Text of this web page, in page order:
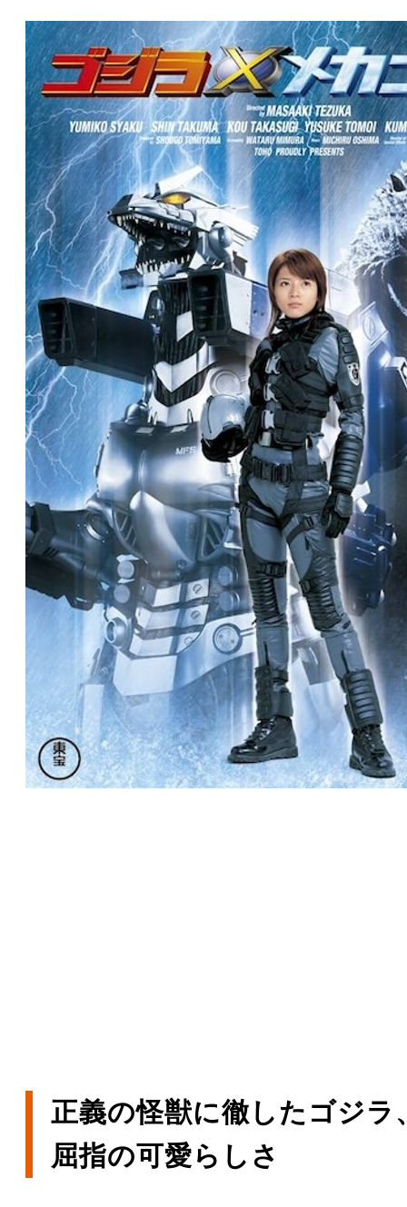
正義の怪獣に徹したゴジラ
屈指の可愛らしさ